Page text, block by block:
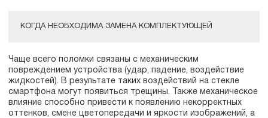
КОГДА НЕОБХОДИМА ЗАМЕНА КОМПЛЕКТУЮЩЕЙ
Чаще всего поломки связаны с механическим
повреждением устройства (удар, падение, воздействие
жидкостей). В результате таких воздействий на стекле
смартфона могут появиться трещины. Также механическое
влияние способно привести к появлению некорректных
оттенков, смене цветопередачи и яркости изображений, а